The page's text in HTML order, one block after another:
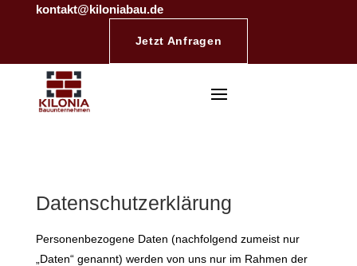
kontakt@kiloniabau.de
Jetzt Anfragen
Datenschutzerklärung
Personenbezogene Daten (nachfolgend zumeist nur
„Daten“ genannt) werden von uns nur im Rahmen der